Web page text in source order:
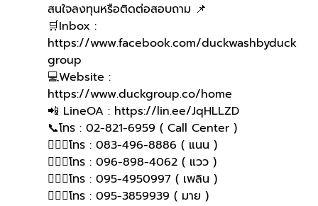
สนใจลงทุนหรือติดต่อสอบถาม 📌
🛒Inbox :
https://www.facebook.com/duckwashbyduck
group
💻Website :
https://www.duckgroup.co/home
📲 LineOA : https://lin.ee/JqHLLZD
📞โทร : 02-821-6959 ( Call Center )
🙋🏻‍♀️โทร : 083-496-8886 ( แนน )
🙋🏻‍♀โทร : 096-898-4062 ( แวว )
🙋🏻‍♀โทร : 095-4950997 ( เพลิน )
🙋🏻‍♀️โทร : 095-3859939 ( มาย )